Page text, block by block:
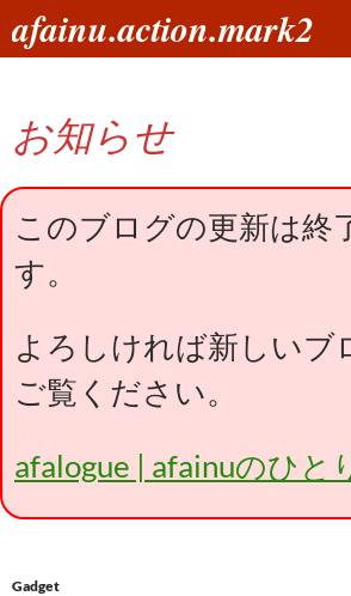
ン
へ
ス
キ
プ
afainu.action.mark2
索
お知らせ
このブログの更新は終
す。
よろしければ新しいブ
ご覧ください。
afalogue | afainuのひと
Gadget